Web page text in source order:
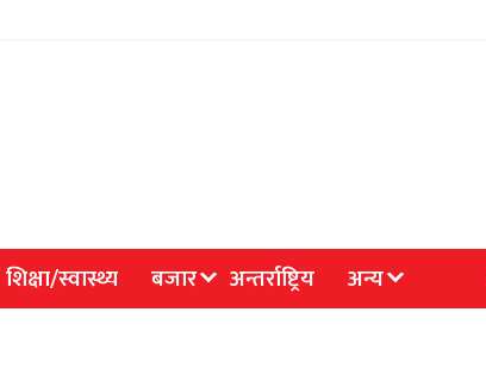
शिक्षा/स्वास्थ्य बजार अन्तर्राष्ट्रिय अन्य